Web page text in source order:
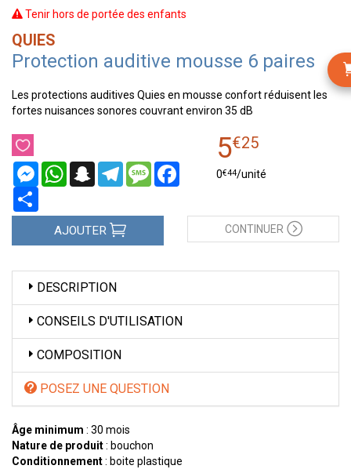
Tenir hors de portée des enfants
QUIES
Protection auditive mousse 6 paires
Les protections auditives Quies en mousse confort réduisent les
fortes nuisances sonores couvrant environ 35 dB
MessengerWhatsAppSnapchatTelegramMessageFacebook
5€25
0€44/unité
AJOUTER CONTINUER
DESCRIPTION
CONSEILS D'UTILISATION
COMPOSITION
POSEZ UNE QUESTION
Âge minimum : 30 mois
Nature de produit: bouchon
Conditionnement: boite plastique